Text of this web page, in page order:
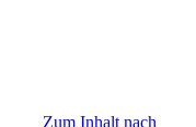
Zum Inhalt nach